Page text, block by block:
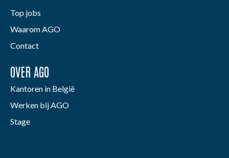
Top jobs
Waarom AGO
Contact
OVER AGO
Kantoren in België
Werken bij AGO
Stage